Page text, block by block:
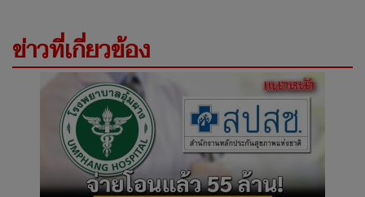
ข่าวที่เกี่ยวข้อง